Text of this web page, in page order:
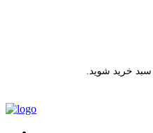
سبد خرید شوید.